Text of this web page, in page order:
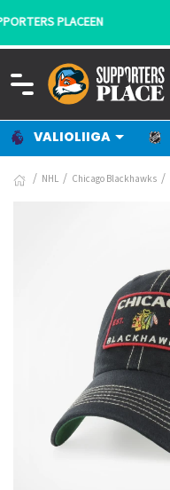
VALIOLIIGA
NHL Chicago Blackhawks